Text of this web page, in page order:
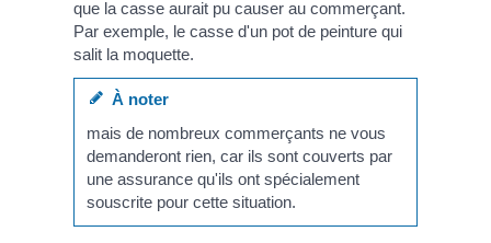
que la casse aurait pu causer au commerçant.
Par exemple, le casse d'un pot de peinture qui
salit la moquette.
À noter
mais de nombreux commerçants ne vous
demanderont rien, car ils sont couverts par
une assurance qu'ils ont spécialement
souscrite pour cette situation.